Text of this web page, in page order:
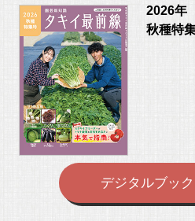
2026年
秋種特
デジタルブッ